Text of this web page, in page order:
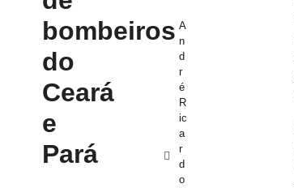
bombeiros
do
Ceará
e
Pará
A
n
d
r
é
R
ic
a
r
d
o